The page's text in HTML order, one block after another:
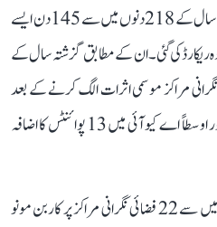
مائیکروگرام فی مکعب میٹر رہا، جبکہ رواں سال کے 218 دنوں میں سے 145 دن ایسے
کی گئی۔ ان کے مطابق گزشتہ سال کے
رکھنے والے تمام 29 فضائی نگرانی مراکز موسمی اثرات الگ کرنے کے بعد
گزشتہ سال سے زیادہ آلودہ پائے گئے اور اوسطاً اے کیو آئی میں 13 پوائنٹس کا اضافہ
اجے ماکن نے مزید کہا کہ اس روز 43 میں سے 22 فضائی نگرانی مراکز پر کاربن مونو